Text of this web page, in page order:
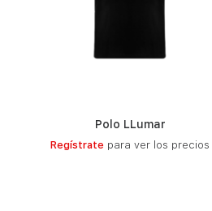
Polo LLumar
Regístrate para ver los precios